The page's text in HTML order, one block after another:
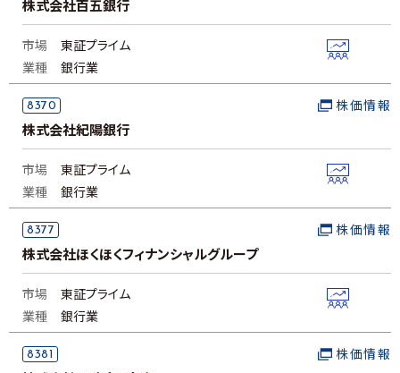
株式会社百五銀行
市場
東証プライム
業種
銀行業
8370
株式会社紀陽銀行
株価情報
市場
東証プライム
業種
銀行業
8377
株式会社ほくほくフィナンシャルグループ
株価情報
市場
東証プライム
業種
銀行業
8381 株価情報